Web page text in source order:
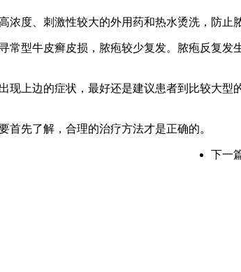
度、刺激性较大的外用药和热水烫洗，防止
型牛皮癣皮损，脓疱较少复发。脓疱反复发
上边的症状，最好还是建议患者到比较大型
先了解，合理的治疗方法才是正确的。
下一